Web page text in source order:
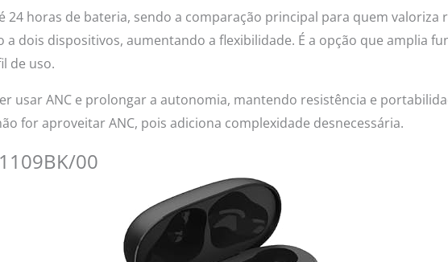
24 horas de bateria, sendo a comparação principal para quem
a dois dispositivos, aumentando a flexibilidade. É a opção que amplia
de uso.
usar ANC e prolongar a autonomia, mantendo resistência e
for aproveitar ANC, pois adiciona complexidade desnecessária.
00